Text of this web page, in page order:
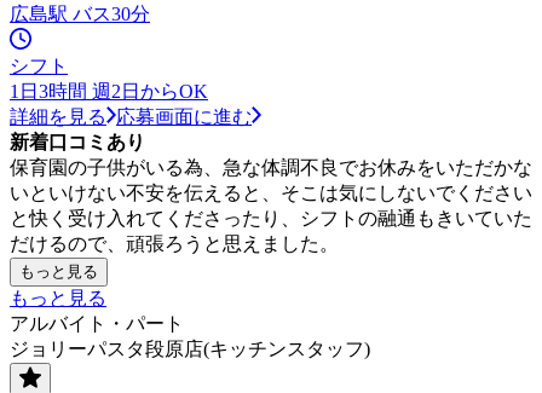
広島駅 バス30分
シフト
1日3時間 週2日からOK
詳細を見る
応募画面に進む
新着口コミあり
保育園の子供がいる為、急な体調不良でお休みをいただかな
いといけない不安を伝えると、そこは気にしないでください
と快く受け入れてくださったり、シフトの融通もきいていた
だけるので、頑張ろうと思えました。
もっと見る
もっと見る
アルバイト・パート
ジョリーパスタ段原店(キッチンスタッフ)